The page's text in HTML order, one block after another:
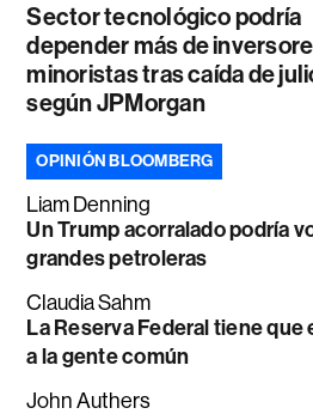
Sector tecnológico podría
depender más de
minoristas tras caída de
según JPMorgan
OPINIÓN BLOOMBERG
Liam Denning
Un Trump acorralado podría
grandes petroleras
Claudia Sahm
La Reserva Federal tiene
a la gente común
John Authers